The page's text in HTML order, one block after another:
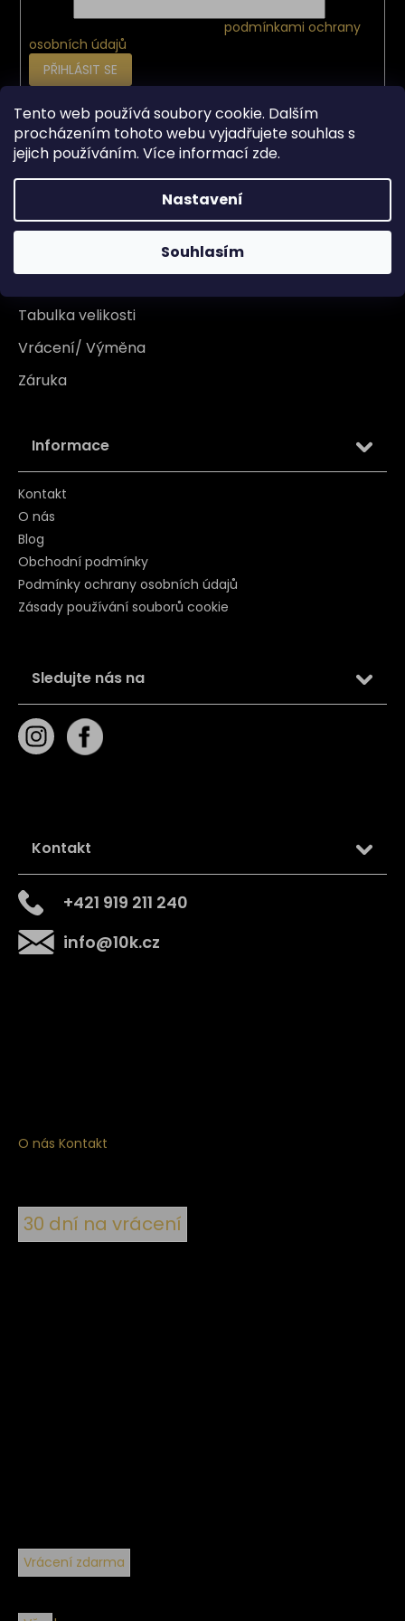
Tento web používá soubory cookie. Dalším
procházením tohoto webu vyjadřujete souhlas s
jejich používáním. Více informací zde.
Nastavení
Souhlasím
podmínkami ochrany
osobních údajů
PŘIHLÁSIT SE
Vše o nákupu
Doprava
Garance originality
Tabulka velikosti
Vrácení/ Výměna
Záruka
Informace
Kontakt
O nás
Blog
Obchodní podmínky
Podmínky ochrany osobních údajů
Zásady používání souborů cookie
Sledujte nás na
Kontakt
info@10k.cz
+421 919 211 240
O nás Kontakt
30 dní na vrácení
Vrácení zdarma